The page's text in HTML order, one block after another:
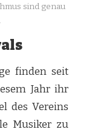
sind genau
finden seit
Jahr ihr
des Vereins
Musiker zu